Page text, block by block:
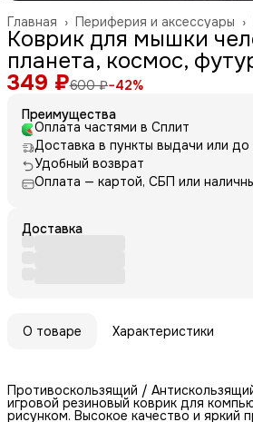
Периферия и аксессуары ›
Главная ›
Коврик для мышки
планета, космос,
349 ₽600 ₽−42%
Преимущества
Оплата частями в Сплит
Доставка в пункты выдачи или до
Удобный возврат
Оплата — картой, СБП или
Доставка
О товаре Характеристики
Противоскользящий /
игровой резиновый коврик для
рисунком. Высокое качество и яркий